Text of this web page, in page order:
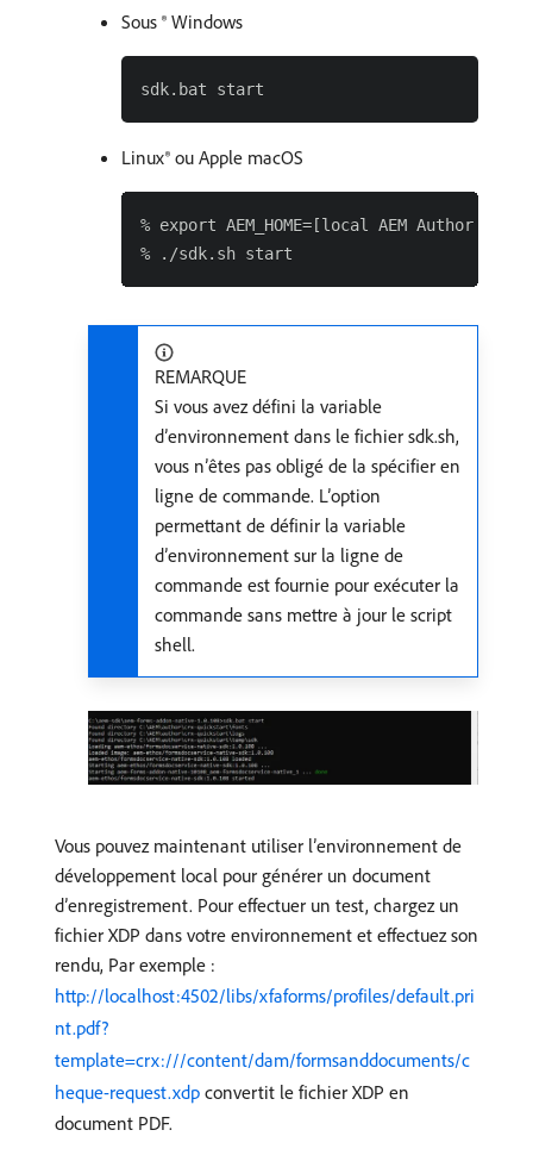
Sous ® Windows
Linux® ou Apple macOS
% export AEM_HOME=[local AEM Author
REMARQUE
Si vous avez défini la variable
d’environnement dans le fichier sdk.sh,
vous n’êtes pas obligé de la spécifier en
ligne de commande. L’option
permettant de définir la variable
d’environnement sur la ligne de
commande est fournie pour exécuter la
commande sans mettre à jour le script
shell.
Vous pouvez maintenant utiliser l’environnement de
développement local pour générer un document
d’enregistrement. Pour effectuer un test, chargez un
fichier XDP dans votre environnement et effectuez son
rendu, Par exemple :
http://localhost:4502/libs/xfaforms/profiles/default.pri
nt.pdf?
template=crx:///content/dam/formsanddocuments/c
heque-request.xdp convertit le fichier XDP en
document PDF.